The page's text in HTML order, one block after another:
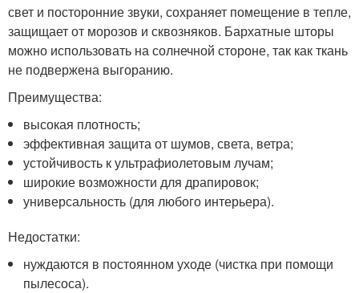
свет и посторонние звуки, сохраняет помещение в тепле,
защищает от морозов и сквозняков. Бархатные шторы
можно использовать на солнечной стороне, так как ткань
не подвержена выгоранию.
Преимущества:
высокая плотность;
эффективная защита от шумов, света, ветра;
устойчивость к ультрафиолетовым лучам;
широкие возможности для драпировок;
универсальность (для любого интерьера).
Недостатки:
нуждаются в постоянном уходе (чистка при помощи
пылесоса).